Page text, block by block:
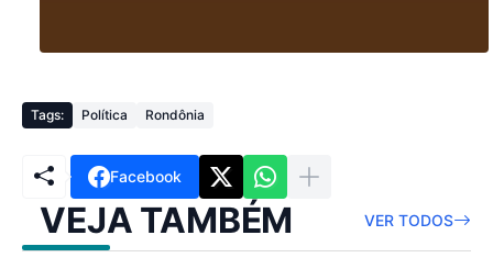
Tags: Política Rondônia
Facebook
VEJA TAMBÉM VER TODOS